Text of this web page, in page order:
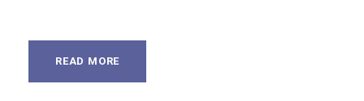
READ MORE